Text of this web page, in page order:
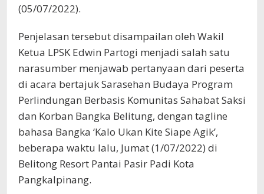
(05/07/2022).
Penjelasan tersebut disampailan oleh Wakil
Ketua LPSK Edwin Partogi menjadi salah satu
narasumber menjawab pertanyaan dari peserta
di acara bertajuk Sarasehan Budaya Program
Perlindungan Berbasis Komunitas Sahabat Saksi
dan Korban Bangka Belitung, dengan tagline
bahasa Bangka ‘Kalo Ukan Kite Siape Agik’,
beberapa waktu lalu, Jumat (1/07/2022) di
Belitong Resort Pantai Pasir Padi Kota
Pangkalpinang.